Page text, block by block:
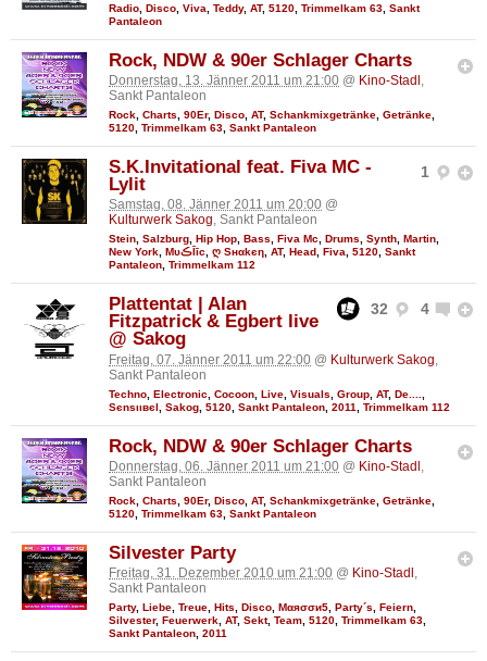
Radio Disco Viva Teddy, AT, 5120 Trimmelkam 63 Sankt
Pantaleon
Rock, NDW & 90er Schlager Charts
Donnerstag, 13. Jänner 2011 um 21:00 @ Kino-Stadl ,
Sankt Pantaleon
Rock Charts 90Er, Disco AT, Schankmixgetränke Getränke
5120 Trimmelkam 63 Sankt Pantaleon
1
S.K.Invitational feat. Fiva MC -
Lylit
Samstag, 08. Jänner 2011 um 20:00 @
Kulturwerk Sakog, Sankt Pantaleon
Stein, Salzburg, Hip Hop, Bass, Fiva Mc, Drums, Synth, Martin,
New York, MυڪĪīc, ღ Sнαkєη, AT, Head, Fiva, 5120, Sankt
Pantaleon, Trimmelkam 112
32 4
Plattentat | Alan
Fitzpatrick & Egbert live
@ Sakog
Freitag, 07. Jänner 2011 um 22:00 @ Kulturwerk Sakog
Sankt Pantaleon
Techno Electronic Cocoon Live Visuals Group AT, De....
Ѕєnѕιιвєl
Sakog 5120 Sankt Pantaleon 2011 Trimmelkam 112
Rock, NDW & 90er Schlager Charts
Donnerstag, 06. Jänner 2011 um 21:00 @ Kino-Stadl ,
Sankt Pantaleon
Rock Charts 90Er, Disco AT, Schankmixgetränke Getränke
5120 Trimmelkam 63 Sankt Pantaleon
Silvester Party
Freitag, 31. Dezember 2010 um 21:00 @ Kino-Stadl ,
Sankt Pantaleon
Party, Liebe, Treue, Hits, Disco, Мαяσσи5, Party´s, Feiern,
Silvester, Feuerwerk, AT, Sekt, Team, 5120, Trimmelkam 63,
Sankt Pantaleon, 2011